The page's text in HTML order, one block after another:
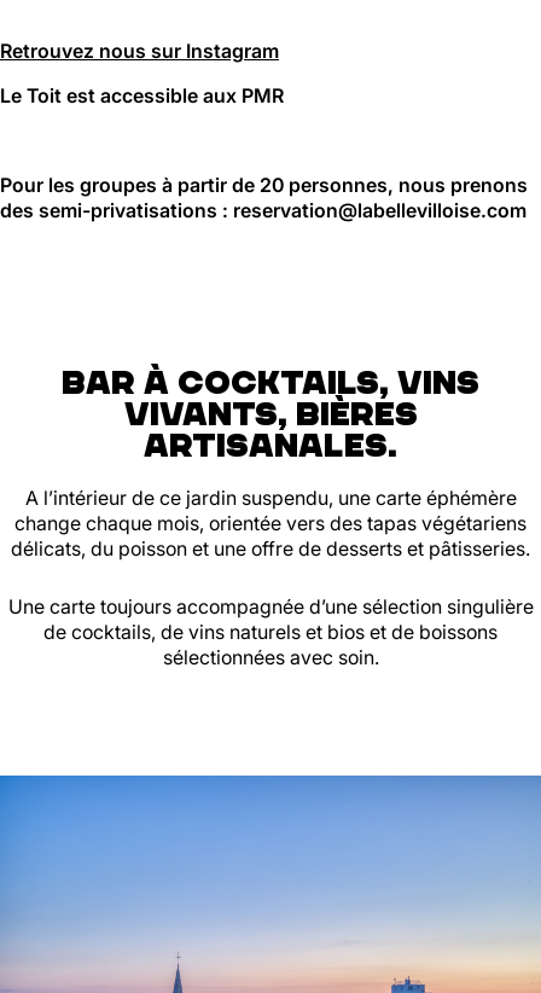
Retrouvez nous sur Instagram
Le Toit est accessible aux PMR
Pour les groupes à partir de 20 personnes, nous prenons
des semi-privatisations : reservation@labellevilloise.com
BAR À COCKTAILS, VINS
VIVANTS, BIÈRES
ARTISANALES.
A l’intérieur de ce jardin suspendu, une carte éphémère
change chaque mois, orientée vers des tapas végétariens
délicats, du poisson et une offre de desserts et pâtisseries.
Une carte toujours accompagnée d’une sélection singulière
de cocktails, de vins naturels et bios et de boissons
sélectionnées avec soin.